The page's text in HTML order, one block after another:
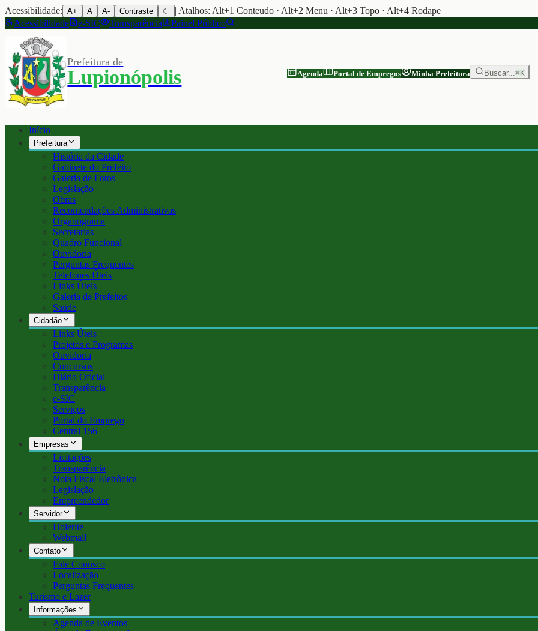
Acessibilidade: A+ A A- Contraste ☾
| Atalhos: Alt+1 Conteudo · Alt+2 Menu · Alt+3 Topo · Alt+4 Rodape
Acessibilidade
e-SIC Transparência Painel Público
Prefeitura de
Lupionópolis Agenda Portal de Empregos Minha Prefeitura Buscar...⌘K
Início
Prefeitura
História da Cidade
Gabinete do Prefeito
Galeria de Fotos
Legislação
Obras
Recomendações Administrativas
Organograma
Secretarias
Quadro Funcional
Ouvidoria
Perguntas Frequentes
Telefones Úteis
Links Úteis
Galeria de Prefeitos
Saúde
Cidadão
Links Úteis
Projetos e Programas
Ouvidoria
Concursos
Diário Oficial
Transparência
e-SIC
Serviços
Portal do Emprego
Central 156
Empresas
Licitações
Transparência
Nota Fiscal Eletrônica
Legislação
Empreendedor
Servidor
Holerite
Webmail
Contato
Fale Conosco
Localização
Perguntas Frequentes
Turismo e Lazer
Informações
Agenda de Eventos